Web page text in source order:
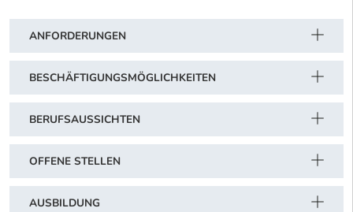
ANFORDERUNGEN
BESCHÄFTIGUNGSMÖGLICHKEITEN
BERUFSAUSSICHTEN
OFFENE STELLEN
AUSBILDUNG